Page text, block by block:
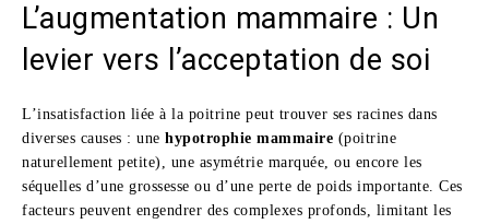
L’augmentation mammaire : Un
levier vers l’acceptation de soi
L’insatisfaction liée à la poitrine peut trouver ses racines dans
diverses causes : une hypotrophie mammaire (poitrine
naturellement petite), une asymétrie marquée, ou encore les
séquelles d’une grossesse ou d’une perte de poids importante. Ces
facteurs peuvent engendrer des complexes profonds, limitant les